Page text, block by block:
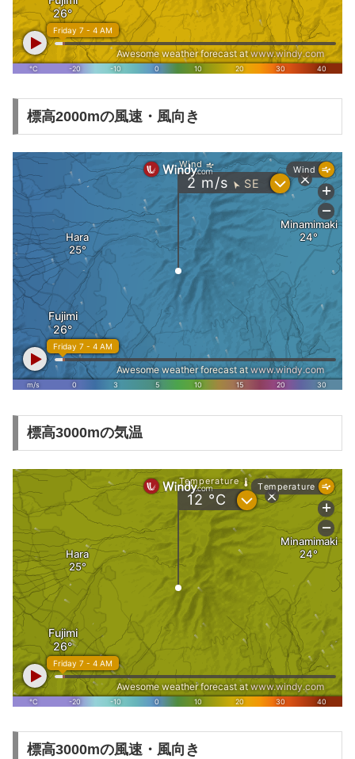
標高2000mの風速・風向き
標高3000mの気温
標高3000mの風速・風向き